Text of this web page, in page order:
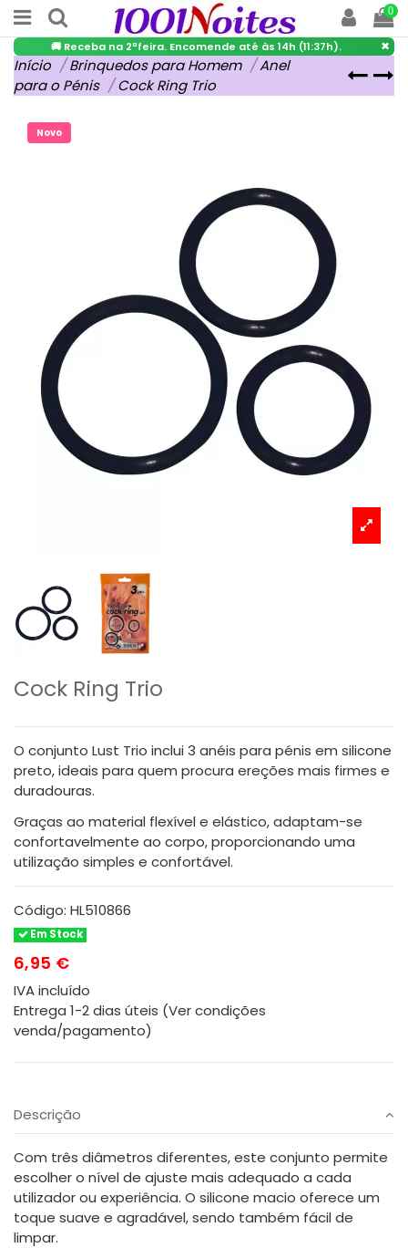
0
🚚 Receba na 2ªfeira. Encomende até às 14h (11:37h). ×
Início Brinquedos para Homem
Anel
para o Pénis
Cock Ring Trio
Novo
Cock Ring Trio
O conjunto Lust Trio inclui 3 anéis para pénis em silicone
preto, ideais para quem procura ereções mais firmes e
duradouras.
Graças ao material flexível e elástico, adaptam-se
confortavelmente ao corpo, proporcionando uma
utilização simples e confortável.
Código: HL510866
Em Stock
6,95 €
IVA incluído
Entrega 1-2 dias úteis (Ver condições
venda/pagamento)
Descrição
Com três diâmetros diferentes, este conjunto permite
escolher o nível de ajuste mais adequado a cada
utilizador ou experiência. O silicone macio oferece um
toque suave e agradável, sendo também fácil de
limpar.